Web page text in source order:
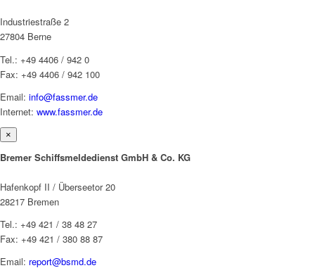
Industriestraße 2
27804 Berne
Tel.: +49 4406 / 942 0
Fax: +49 4406 / 942 100
Email: info@fassmer.de
Internet: www.fassmer.de
×
Bremer Schiffsmeldedienst GmbH & Co. KG
Hafenkopf II / Überseetor 20
28217 Bremen
Tel.: +49 421 / 38 48 27
Fax: +49 421 / 380 88 87
Email: report@bsmd.de